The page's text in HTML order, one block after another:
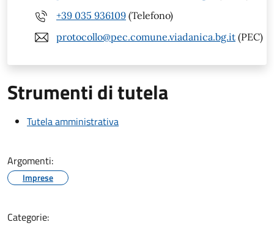
+39 035 936109 (Telefono)
protocollo@pec.comune.viadanica.bg.it (PEC)
Strumenti di tutela
Tutela amministrativa
Argomenti:
Imprese
Categorie: